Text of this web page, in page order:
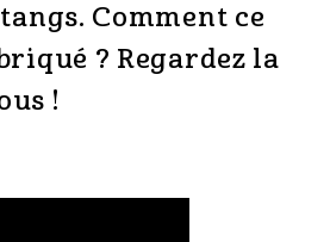
Comment ce
? Regardez la
!